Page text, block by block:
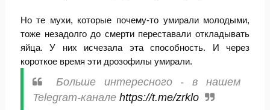
Но те мухи, которые почему-то умирали молодыми,
тоже незадолго до смерти переставали откладывать
яйца. У них исчезала эта способность. И через
короткое время эти дрозофилы умирали.
Больше интересного - в нашем
Telegram-канале https://t.me/zrklo